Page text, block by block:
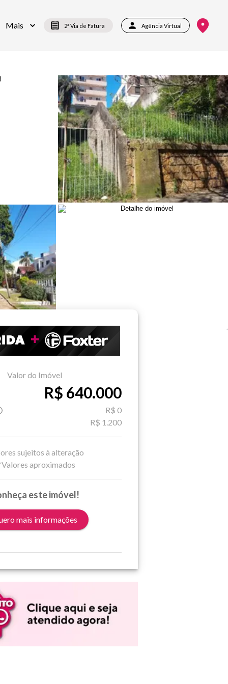
Mais 2ª Via de Fatura Agência Virtual
Valor do Imóvel
R$ 640.000
R$ 0
R$ 1.200
sujeitos à alteração
aproximados
este imóvel!
mais informações